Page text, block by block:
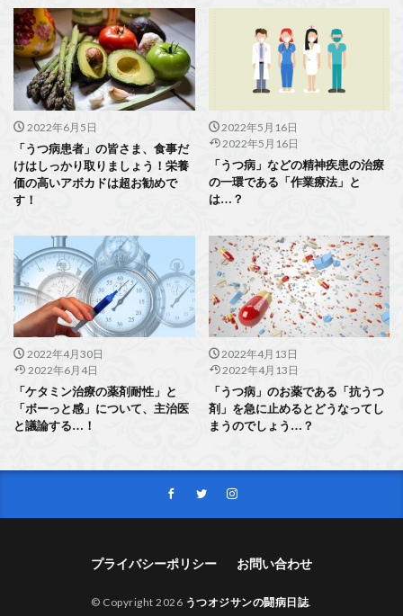
2022年6月5日
「うつ病患者」の皆さま、食事だ
けはしっかり取りましょう！栄養
価の高いアボカドは超お勧めで
す！
2022年5月16日
2022年5月16日
「うつ病」などの精神疾患の治療
の一環である「作業療法」と
は…？
2022年4月30日
2022年6月4日
「ケタミン治療の薬剤耐性」と
「ボーっと感」について、主治医
と議論する…！
2022年4月13日
2022年4月13日
「うつ病」のお薬である「抗うつ
剤」を急に止めるとどうなってし
まうのでしょう…？
プライバシーポリシー お問い合わせ
© Copyright 2026 うつオジサンの闘病日誌